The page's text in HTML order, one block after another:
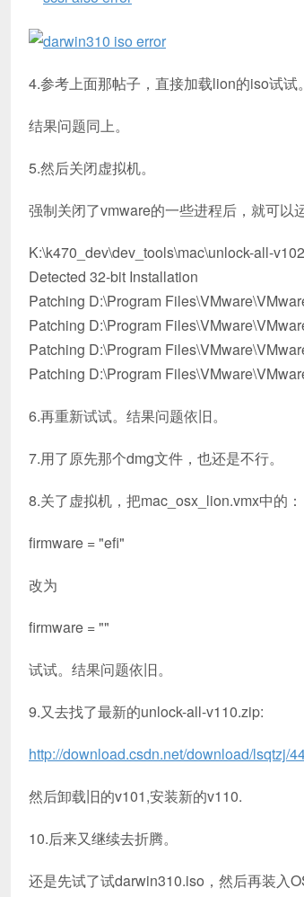
4.参考上面那帖子，直接加载lion的iso试试。
结果问题同上。
5.然后关闭虚拟机。
强制关闭了vmware的一些进程后，就可以
K:\k470_dev\dev_tools\mac\unlock-all-
Detected 32-bit Installation
Patching D:\Program
Patching D:\Program
Patching D:\Program
Patching D:\Program
6.再重新试试。结果问题依旧。
7.用了原先那个dmg文件，也还是不行。
8.关了虚拟机，把mac_osx_lion.vmx中的：
firmware = "efi"
改为
firmware = ""
试试。结果问题依旧。
9.又去找了最新的unlock-all-v110.zip:
http://download.csdn.net/download/lsqtzj/
然后卸载旧的v101,安装新的v110.
10.后来又继续去折腾。
还是先试了试darwin310.iso，然后再装入